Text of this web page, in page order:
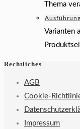
Thema
Varianten
Rechtliches
AGB
Cookie-
Impressum